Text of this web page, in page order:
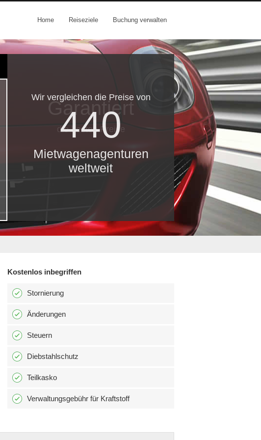
Home Reiseziele Buchung verwalten
Wir vergleichen die Preise von
440
Mietwagenagenturen
weltweit
Garantiert
die besten Preise
Kostenlos inbegriffen
Stornierung
Änderungen
Steuern
Diebstahlschutz
Teilkasko
Verwaltungsgebühr für Kraftstoff